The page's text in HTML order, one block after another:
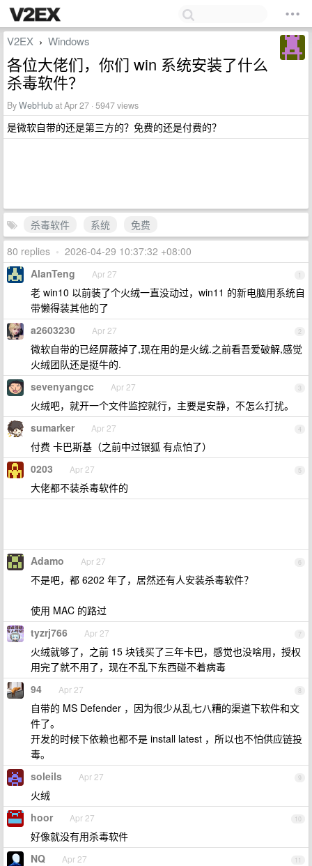
V2EX › Windows
各位大佬们，你们 win 系统安装了什么
杀毒软件？
ByWebHubat Apr 27 · 5947 views
是微软自带的还是第三方的？免费的还是付费的？
杀毒软件 系统
免费
80 replies • 2026-04-29 10:37:32 +08:00
1
AlanTeng Apr 27
老 win10 以前装了个火绒一直没动过，win11 的新电脑用系统自
带懒得装其他的了
2
a2603230 Apr 27
微软自带的已经屏蔽掉了,现在用的是火绒.之前看吾爱破解,感觉
火绒团队还是挺牛的.
3
sevenyangcc Apr 27
火绒吧，就开一个文件监控就行，主要是安静，不怎么打扰。
4
sumarker Apr 27
付费 卡巴斯基（之前中过银狐 有点怕了）
5
0203 Apr 27
大佬都不装杀毒软件的
6
Adamo Apr 27
不是吧，都 6202 年了，居然还有人安装杀毒软件？
使用 MAC 的路过
7
tyzrj766 Apr 27
火绒就够了，之前 15 块钱买了三年卡巴，感觉也没啥用，授权
用完了就不用了，现在不乱下东西碰不着病毒
8
94 Apr 27
自带的 MS Defender ，因为很少从乱七八糟的渠道下软件和文
件了。
开发的时候下依赖也都不是 install latest ，所以也不怕供应链投
毒。
9
soleils Apr 27
火绒
10
hoor Apr 27
好像就没有用杀毒软件
11
NQ Apr 27